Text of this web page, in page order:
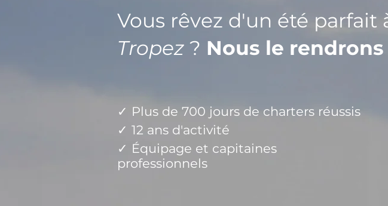
Vous rêvez d'un été parfait
Tropez ? Nous le
✓ Plus de 700 jours de charters réussis
✓ Équipage et capitaines
professionnels
✓ 12 ans d'activité